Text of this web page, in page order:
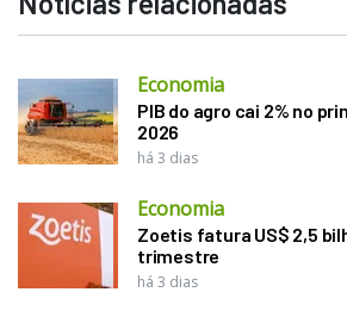
Economia
PIB do agro cai 2% no
2026
há 3 dias
Economia
Zoetis fatura US$ 2,5
trimestre
há 3 dias